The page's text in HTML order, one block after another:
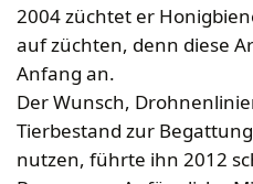
Wabenhonigwelt
Rähmchen & Zubehör
Diverses
Lagerung
Propolisernte
Pollenernte
Bienenluft
Fachliteratur
Imkerei
Bienengesundheit
Mundhygiene
Geschenke/Diverses
2004 züchtet er
auf züchten, denn diese
Anfang an.
Der Wunsch,
Tierbestand zur
nutzen, führte ihn 2012